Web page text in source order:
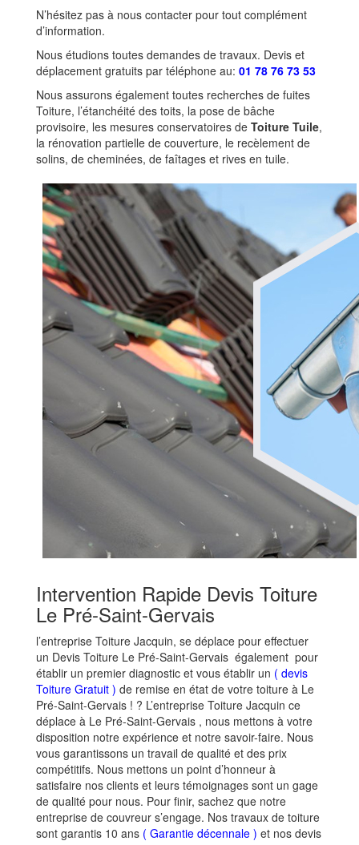
N’hésitez pas à nous contacter pour tout complément
d’information.
Nous étudions toutes demandes de travaux. Devis et
déplacement gratuits par téléphone au: 01 78 76 73 53
Nous assurons également toutes recherches de fuites
Toiture, l’étanchéité des toits, la pose de bâche
provisoire, les mesures conservatoires de Toiture Tuile,
la rénovation partielle de couverture, le recèlement de
solins, de cheminées, de faîtages et rives en tuile.
Intervention Rapide Devis Toiture
Le Pré-Saint-Gervais
l’entreprise Toiture Jacquin, se déplace pour effectuer
un Devis Toiture Le Pré-Saint-Gervais également pour
établir un premier diagnostic et vous établir un ( devis
Toiture Gratuit ) de remise en état de votre toiture à Le
Pré-Saint-Gervais ! ? L’entreprise Toiture Jacquin ce
déplace à Le Pré-Saint-Gervais , nous mettons à votre
disposition notre expérience et notre savoir-faire. Nous
vous garantissons un travail de qualité et des prix
compétitifs. Nous mettons un point d’honneur à
satisfaire nos clients et leurs témoignages sont un gage
de qualité pour nous. Pour finir, sachez que notre
entreprise de couvreur s’engage. Nos travaux de toiture
sont garantis 10 ans ( Garantie décennale ) et nos devis